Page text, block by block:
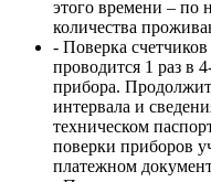
этого времени – по
количества
- Поверка
проводится 1 раз в
прибора.
интервала и
техническом
поверки приборов
платежном